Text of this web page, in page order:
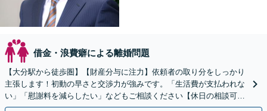
借金・浪費癖による離婚問題
【大分駅から徒歩圏】【財産分与に注力】依頼者の取り分をしっかり
主張します！初動の早さと交渉力が強みです。「生活費が支払われな
い」「慰謝料を減らしたい」などもご相談ください【休日の相談可
能】